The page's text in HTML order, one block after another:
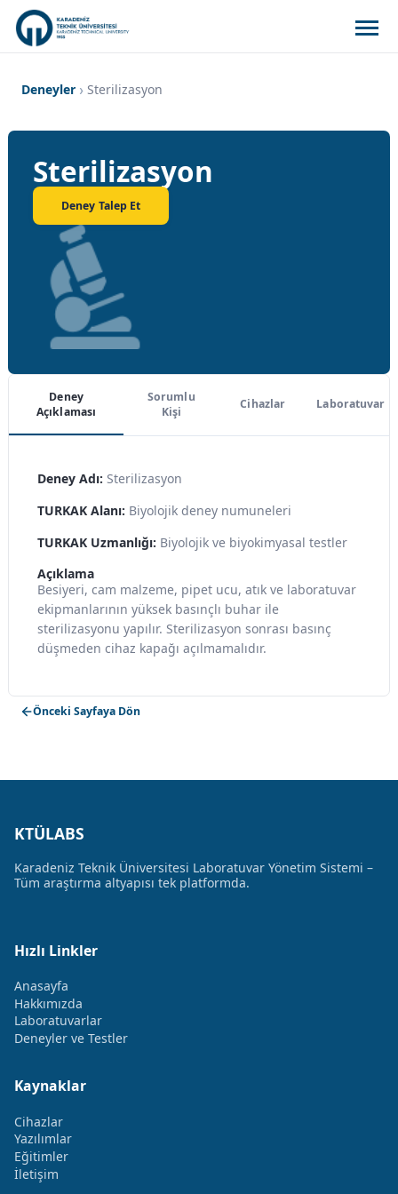
Deneyler Sterilizasyon
Sterilizasyon
Deney Talep Et
Deney
Açıklaması
Sorumlu
Kişi
Cihazlar Laboratuvar
Deney Adı: Sterilizasyon
TURKAK Alanı: Biyolojik deney numuneleri
TURKAK Uzmanlığı: Biyolojik ve biyokimyasal testler
Açıklama
Besiyeri, cam malzeme, pipet ucu, atık ve laboratuvar
ekipmanlarının yüksek basınçlı buhar ile
sterilizasyonu yapılır. Sterilizasyon sonrası basınç
düşmeden cihaz kapağı açılmamalıdır.
Önceki Sayfaya Dön
KTÜLABS
Karadeniz Teknik Üniversitesi Laboratuvar Yönetim Sistemi –
Tüm araştırma altyapısı tek platformda.
Hızlı Linkler
Anasayfa
Hakkımızda
Laboratuvarlar
Deneyler ve Testler
Kaynaklar
Cihazlar
Yazılımlar
Eğitimler
İletişim